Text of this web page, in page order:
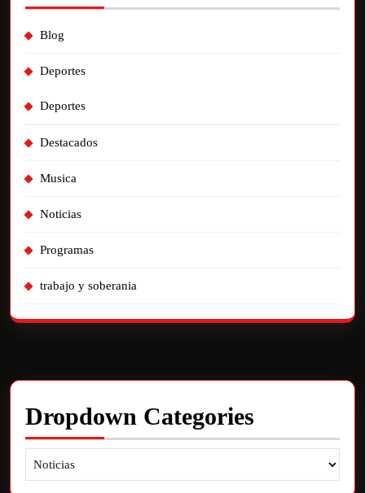
Blog
Deportes
Deportes
Destacados
Musica
Noticias
Programas
trabajo y soberania
Dropdown Categories